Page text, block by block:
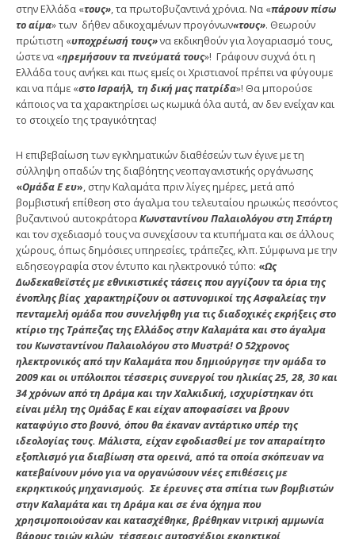
στην Ελλάδα «τους», τα πρωτοβυζαντινά χρόνια. Να «πάρουν πίσω
το αίμα» των δήθεν αδικοχαμένων προγόνων«τους». Θεωρούν
πρώτιστη «υποχρέωσή τους»να εκδικηθούν για λογαριασμό τους,
ώστε να «ηρεμήσουν τα πνεύματά τους»! Γράφουν συχνά ότι η
Ελλάδα τους ανήκει και πως εμείς οι Χριστιανοί πρέπει να φύγουμε
και να πάμε «στο Ισραήλ, τη δική μας πατρίδα»! Θα μπορούσε
κάποιος να τα χαρακτηρίσει ως κωμικά όλα αυτά, αν δεν ενείχαν και
το στοιχείο της τραγικότητας!
Η επιβεβαίωση των εγκληματικών διαθέσεών των έγινε με τη
σύλληψη οπαδών της διαβόητης νεοπαγανιστικής οργάνωσης
«Ομάδα Ε ευ», στην Καλαμάτα πριν λίγες ημέρες, μετά από
βομβιστική επίθεση στο άγαλμα του τελευταίου ηρωικώς πεσόντος
βυζαντινού αυτοκράτοραΚωνσταντίνου Παλαιολόγου στη Σπάρτη
και τον σχεδιασμό τους να συνεχίσουν τα κτυπήματα και σε άλλους
χώρους, όπως δημόσιες υπηρεσίες, τράπεζες, κλπ. Σύμφωνα με την
ειδησεογραφία στον έντυπο και ηλεκτρονικό τύπο: «Ως
Δωδεκαθεϊστές με εθνικιστικές τάσεις που αγγίζουν τα όρια της
ένοπλης βίας χαρακτηρίζουν οι αστυνομικοί της Ασφαλείας την
πενταμελή ομάδα που συνελήφθη για τις διαδοχικές εκρήξεις στο
κτίριο της Τράπεζας της Ελλάδος στην Καλαμάτα και στο άγαλμα
του Κωνσταντίνου Παλαιολόγου στο Μυστρά! Ο 52χρονος
ηλεκτρονικός από την Καλαμάτα που δημιούργησε την ομάδα το
2009 και οι υπόλοιποι τέσσερις συνεργοί του ηλικίας 25, 28, 30 και
34 χρόνων από τη Δράμα και την Χαλκιδική, ισχυρίστηκαν ότι
είναι μέλη της Ομάδας Ε και είχαν αποφασίσει να βρουν
καταφύγιο στο βουνό, όπου θα έκαναν αντάρτικο υπέρ της
ιδεολογίας τους. Μάλιστα, είχαν εφοδιασθεί με τον απαραίτητο
εξοπλισμό για διαβίωση στα ορεινά, από τα οποία σκόπευαν να
κατεβαίνουν μόνο για να οργανώσουν νέες επιθέσεις με
εκρηκτικούς μηχανισμούς. Σε έρευνες στα σπίτια των βομβιστών
στην Καλαμάτα και τη Δράμα και σε ένα όχημα που
χρησιμοποιούσαν και κατασχέθηκε, βρέθηκαν νιτρική αμμωνία